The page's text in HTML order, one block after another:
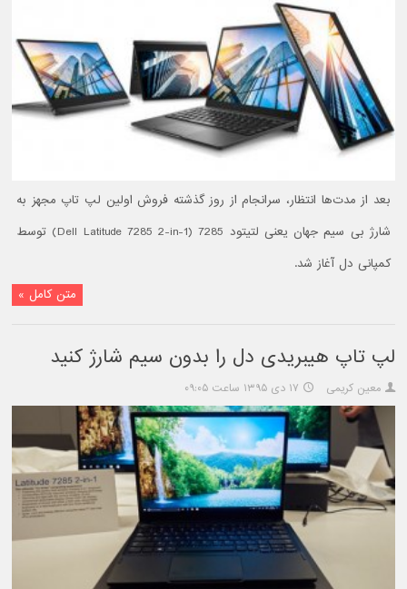
بعد از مدت‌ها انتظار، سرانجام از روز گذشته فروش اولین لپ تاپ مجهز به
شارژ بی سیم جهان یعنی لتیتود 7285 (Dell Latitude 7285 2-in-1) توسط
کمپانی دل آغاز شد.
متن کامل »
لپ تاپ هیبریدی دل را بدون سیم شارژ کنید
معین کریمی ۱۷ دی ۱۳۹۵ ساعت ۰۹:۰۵